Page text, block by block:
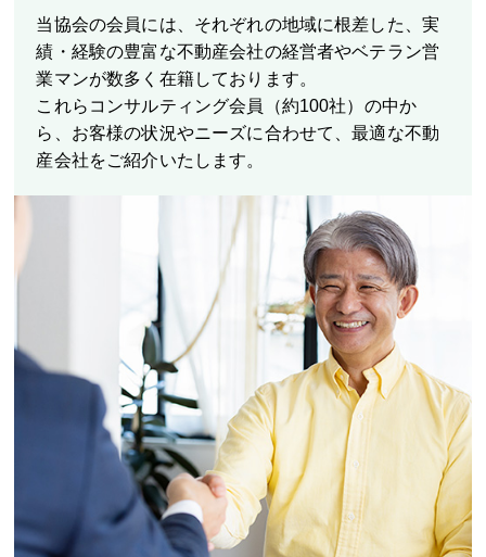
当協会の会員には、それぞれの地域に根差した、実
績・経験の豊富な不動産会社の経営者やベテラン営
業マンが数多く在籍しております。
これらコンサルティング会員（約100社）の中か
ら、お客様の状況やニーズに合わせて、最適な不動
産会社をご紹介いたします。